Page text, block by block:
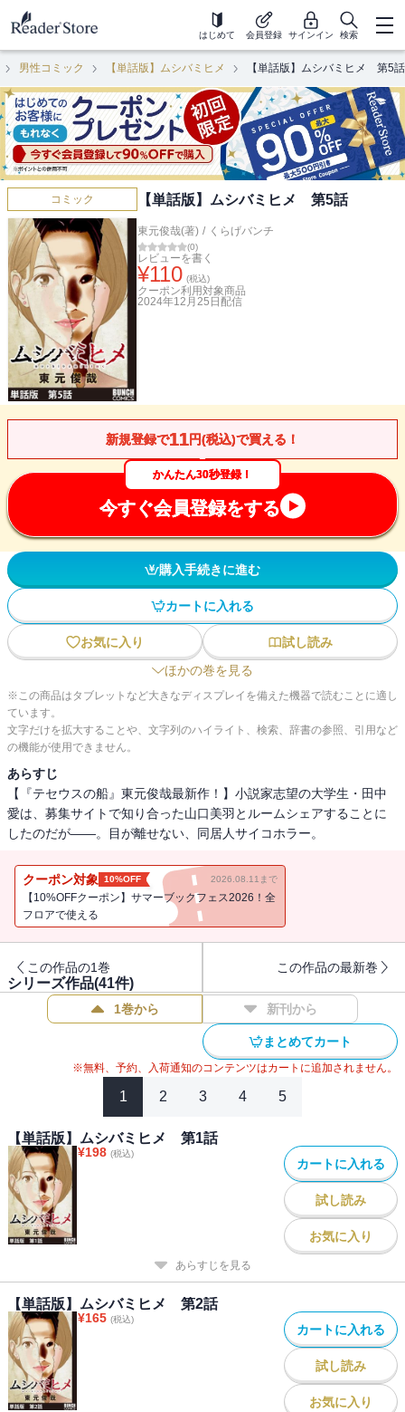
はじめて 会員登録 サインイン 検索
男性コミック 【単話版】ムシバミヒメ 【単話版】ムシバミヒメ 第5話
コミック 【単話版】ムシバミヒメ 第5話
東元俊哉(著) / くらげバンチ
(0)
レビューを書く
¥110 (税込)
クーポン利用対象商品
2024年12月25日 配信
新規登録で11円(税込)で買える！
かんたん30秒登録！
今すぐ会員登録をする
購入手続きに進む
カートに入れる
お気に入り
試し読み
ほかの巻を見る
※この商品はタブレットなど大きなディスプレイを備えた機器で読むことに適し
ています。
文字だけを拡大することや、文字列のハイライト、検索、辞書の参照、引用など
の機能が使用できません。
あらすじ
【『テセウスの船』東元俊哉最新作！】小説家志望の大学生・田中
愛は、募集サイトで知り合った山口美羽とルームシェアすることに
したのだが――。目が離せない、同居人サイコホラー。
クーポン対象 10%OFF 2026.08.11まで
【10%OFFクーポン】サマーブックフェス2026！全
フロアで使える
この作品の1巻 この作品の最新巻
シリーズ作品(41件)
1巻から 新刊から
まとめてカート
※無料、予約、入荷通知のコンテンツはカートに追加されません。
1 2 3 4 5
【単話版】ムシバミヒメ 第1話
¥198 (税込)
カートに入れる
試し読み
お気に入り
あらすじを見る
【単話版】ムシバミヒメ 第2話
¥165 (税込)
カートに入れる
試し読み
お気に入り